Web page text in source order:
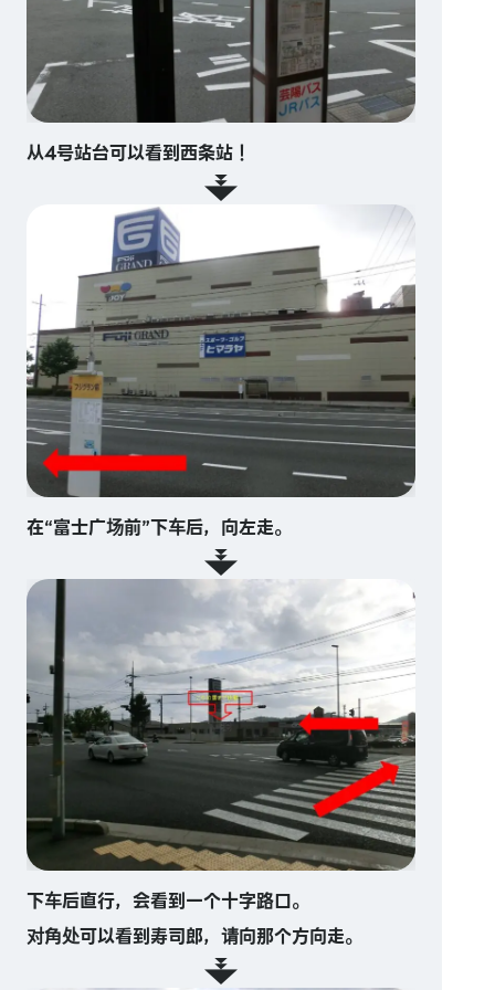
从4号站台可以看到西条站！
在“富士广场前”下车后，向左走。
下车后直行，会看到一个十字路口。
对角处可以看到寿司郎，请向那个方向走。